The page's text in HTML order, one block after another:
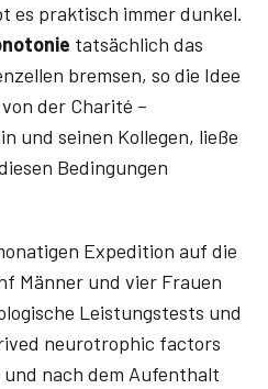
es praktisch immer dunkel.
tatsächlich das
bremsen, so die Idee
der Charité –
und seinen Kollegen, ließe
Bedingungen
Expedition auf die
Männer und vier Frauen
Leistungstests und
neurotrophic factors
nach dem Aufenthalt